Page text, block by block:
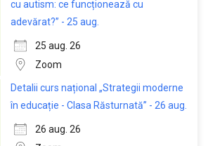
cu autism: ce funcționează cu
adevărat?” - 25 aug.
25 aug. 26
Zoom
Detalii curs național „Strategii moderne
în educație - Clasa Răsturnată” - 26 aug.
26 aug. 26